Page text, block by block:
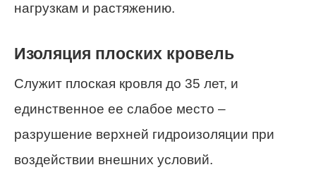
нагрузкам и растяжению.
Изоляция плоских кровель
Служит плоская кровля до 35 лет, и
единственное ее слабое место –
разрушение верхней гидроизоляции при
воздействии внешних условий.